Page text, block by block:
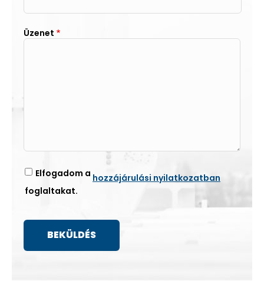
Üzenet
Elfogadom a hozzájárulási nyilatkozatban
foglaltakat.